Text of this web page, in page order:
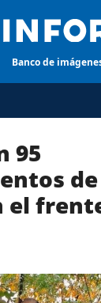
Banco de
sobre
95
de
el